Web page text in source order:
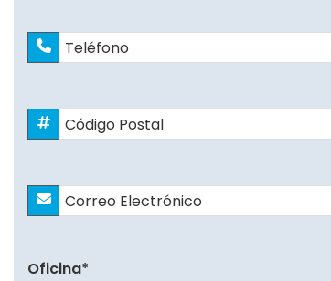
Teléfono
Código
Postal
*
Correo
Electrónico
*
Oficina*